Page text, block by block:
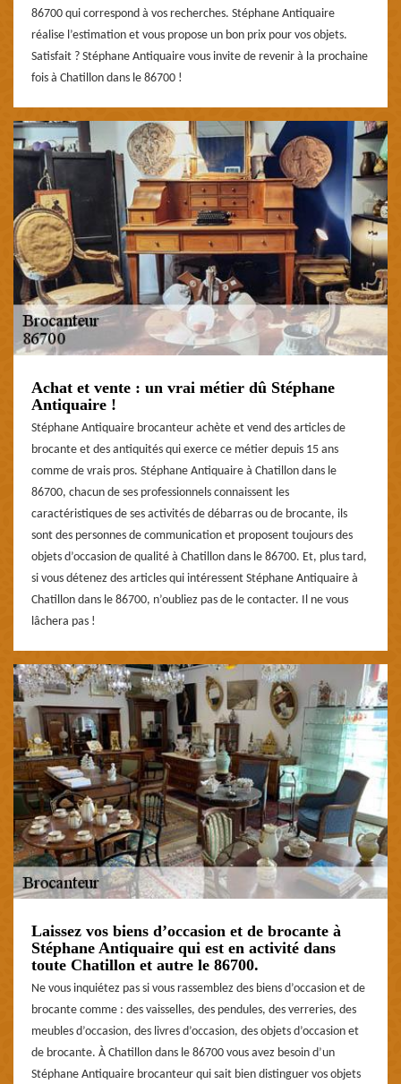
86700 qui correspond à vos recherches. Stéphane Antiquaire
réalise l’estimation et vous propose un bon prix pour vos objets.
Satisfait ? Stéphane Antiquaire vous invite de revenir à la prochaine
fois à Chatillon dans le 86700 !
Achat et vente : un vrai métier dû Stéphane
Antiquaire !
Stéphane Antiquaire brocanteur achète et vend des articles de
brocante et des antiquités qui exerce ce métier depuis 15 ans
comme de vrais pros. Stéphane Antiquaire à Chatillon dans le
86700, chacun de ses professionnels connaissent les
caractéristiques de ses activités de débarras ou de brocante, ils
sont des personnes de communication et proposent toujours des
objets d’occasion de qualité à Chatillon dans le 86700. Et, plus tard,
si vous détenez des articles qui intéressent Stéphane Antiquaire à
Chatillon dans le 86700, n’oubliez pas de le contacter. Il ne vous
lâchera pas !
Laissez vos biens d’occasion et de brocante à
Stéphane Antiquaire qui est en activité dans
toute Chatillon et autre le 86700.
Ne vous inquiétez pas si vous rassemblez des biens d’occasion et de
brocante comme : des vaisselles, des pendules, des verreries, des
meubles d’occasion, des livres d’occasion, des objets d’occasion et
de brocante. À Chatillon dans le 86700 vous avez besoin d’un
Stéphane Antiquaire brocanteur qui sait bien distinguer vos objets